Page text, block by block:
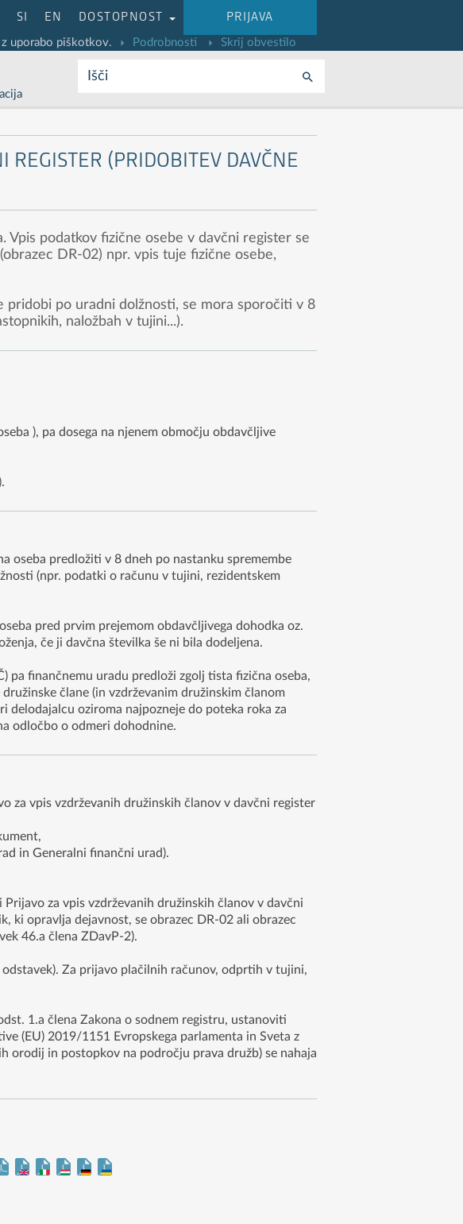
SI EN DOSTOPNOST PRIJAVA
uporabo piškotkov. Podrobnosti Skrij obvestilo
Išči
REGISTER (PRIDOBITEV DAVČNE
podatkov fizične osebe v davčni register se
DR-02) npr. vpis tuje fizične osebe,
pridobi po uradni dolžnosti, se mora sporočiti v 8
naložbah v tujini...).
), pa dosega na njenem območju obdavčljive
oseba predložiti v 8 dneh po nastanku spremembe
(npr. podatki o računu v tujini, rezidentskem
pred prvim prejemom obdavčljivega dohodka oz.
če ji davčna številka še ni bila dodeljena.
pa finančnemu uradu predloži zgolj tista fizična oseba,
člane (in vzdrževanim družinskim članom
delodajalcu oziroma najpozneje do poteka roka za
odločbo o odmeri dohodnine.
za vpis vzdrževanih družinskih članov v davčni register
in Generalni finančni urad).
za vpis vzdrževanih družinskih članov v davčni
ki opravlja dejavnost, se obrazec DR-02 ali obrazec
46.a člena ZDavP-2).
Za prijavo plačilnih računov, odprtih v tujini,
1.a člena Zakona o sodnem registru, ustanoviti
(EU) 2019/1151 Evropskega parlamenta in Sveta z
orodij in postopkov na področju prava družb) se nahaja